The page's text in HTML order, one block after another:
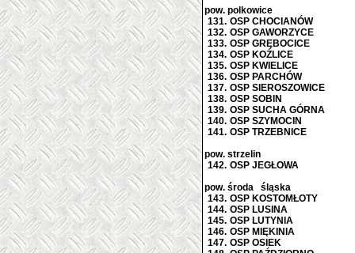
pow. polkowice
131. OSP CHOCIANÓW
132. OSP GAWORZYCE
133. OSP GRĘBOCICE
134. OSP KOŹLICE
135. OSP KWIELICE
136. OSP PARCHÓW
137. OSP SIEROSZOWICE
138. OSP SOBIN
139. OSP SUCHA GÓRNA
140. OSP SZYMOCIN
141. OSP TRZEBNICE
pow. strzelin
142. OSP JEGŁOWA
pow. środa śląska
143. OSP KOSTOMŁOTY
144. OSP LUSINA
145. OSP LUTYNIA
146. OSP MIĘKINIA
147. OSP OSIEK